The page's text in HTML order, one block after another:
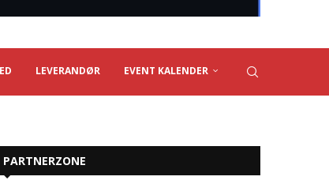
LEVERANDØR EVENT KALENDER
PARTNERZONE